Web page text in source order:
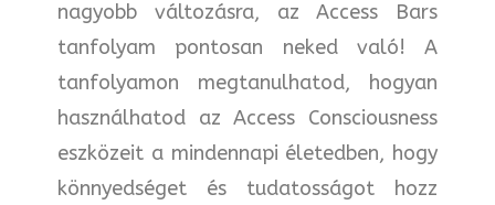
nagyobb változásra, az Access Bars
tanfolyam pontosan neked való! A
tanfolyamon megtanulhatod, hogyan
használhatod az Access Consciousness
eszközeit a mindennapi életedben, hogy
könnyedséget és tudatosságot hozz